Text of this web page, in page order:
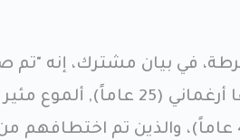
في بيان مشترك، إنه "تم
كوزلوف (27 عاماً) وشلومي زيف (40 عاماً)، والذين تم